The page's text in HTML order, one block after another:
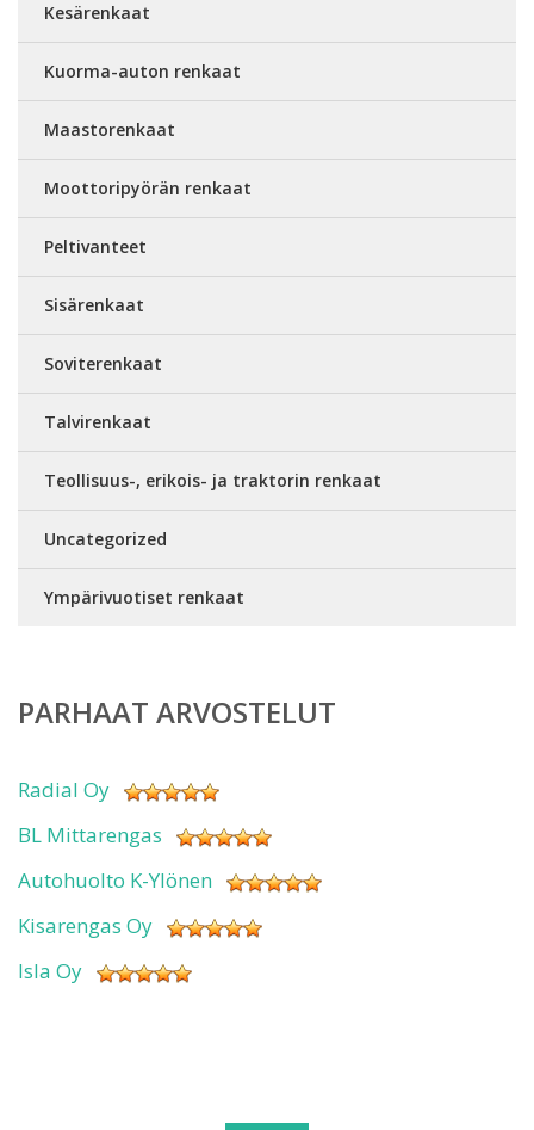
Kesärenkaat
Kuorma-auton renkaat
Maastorenkaat
Moottoripyörän renkaat
Peltivanteet
Sisärenkaat
Soviterenkaat
Talvirenkaat
Teollisuus-, erikois- ja traktorin renkaat
Uncategorized
Ympärivuotiset renkaat
PARHAAT ARVOSTELUT
Radial Oy
BL Mittarengas
Autohuolto K-Ylönen
Kisarengas Oy
Isla Oy